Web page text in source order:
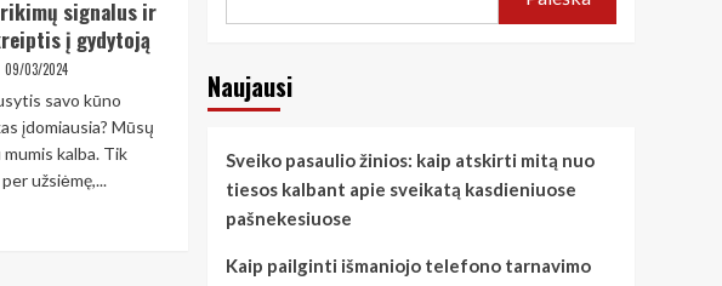
signalus ir
į gydytoją
09/03/2024
savo kūno
įdomiausia? Mūsų
kalba. Tik
užsiėmę,...
Naujausi
Sveiko pasaulio žinios: kaip atskirti mitą nuo
tiesos kalbant apie sveikatą kasdieniuose
pašnekesiuose
Kaip pailginti išmaniojo telefono tarnavimo